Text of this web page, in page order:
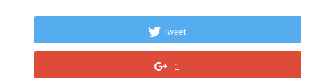
Tweet
+1